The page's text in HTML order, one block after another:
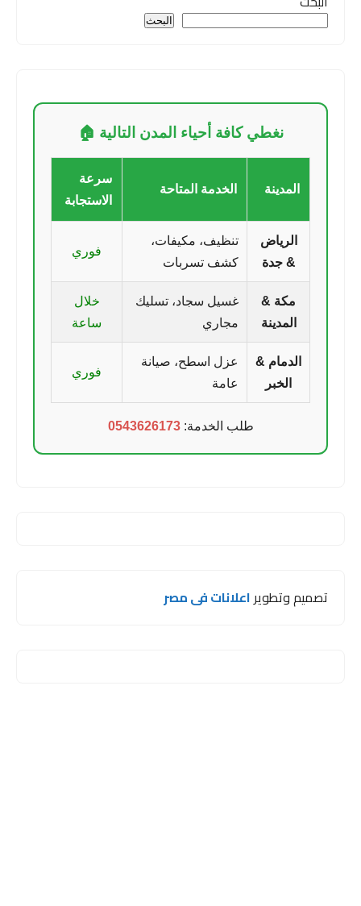
البحث
نغطي كافة أحياء المدن التالية 🏠
المدينة الخدمة المتاحة
سرعة
الاستجابة
الرياض
& جدة
تنظيف، مكيفات،
كشف تسربات
فوري
مكة &
المدينة
غسيل سجاد، تسليك
مجاري
خلال
ساعة
الدمام &
الخبر
عزل اسطح، صيانة
عامة
فوري
طلب الخدمة:0543626173
تصميم وتطويراعلانات فى مصر